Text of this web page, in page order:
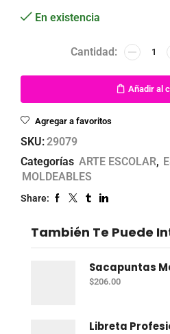
En existencia
Añadir al
Agregar a favoritos
SKU:29079
Categorías ARTE ESCOLAR,
MOLDEABLES
Share:
También Te Puede
$206.00